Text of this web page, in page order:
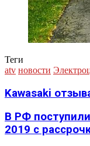
Теги
atv новости
Kawasaki
В РФ
2019 с